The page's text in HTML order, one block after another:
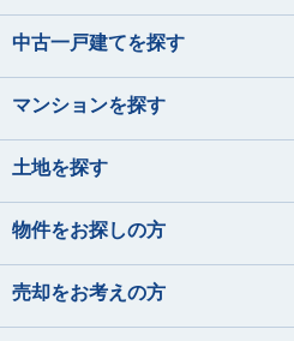
中古一戸建てを探す
マンションを探す
土地を探す
物件をお探しの方
売却をお考えの方